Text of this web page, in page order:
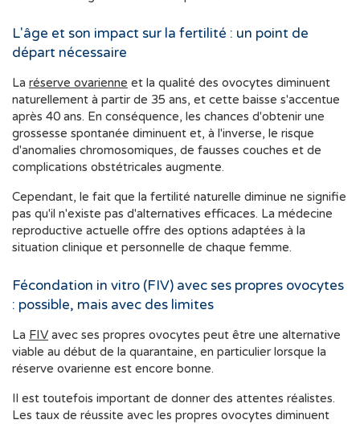
L'âge et son impact sur la fertilité : un point de
départ nécessaire
La réserve ovarienne
naturellement à partir de 35 ans, et cette baisse s'accentue
après 40 ans. En conséquence, les chances d'obtenir une
grossesse spontanée diminuent et, à l'inverse, le risque
d'anomalies chromosomiques, de fausses couches et de
complications obstétricales augmente.
Cependant, le fait que la fertilité naturelle diminue ne signifie
pas qu'il n'existe pas d'alternatives efficaces. La médecine
reproductive actuelle offre des options adaptées à la
situation clinique et personnelle de chaque femme.
Fécondation in vitro (FIV) avec ses propres ovocytes
: possible, mais avec des limites
La FIV
viable au début de la quarantaine, en particulier lorsque la
réserve ovarienne est encore bonne.
Il est toutefois important de donner des attentes réalistes.
Les taux de réussite avec les propres ovocytes diminuent